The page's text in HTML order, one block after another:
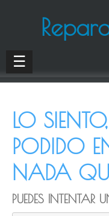
☰
LO
PODIDO
NADA
PUEDES INTENTAR